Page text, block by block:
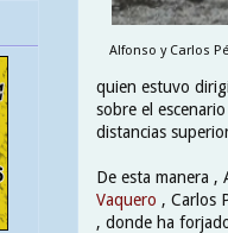
Alfonso y Carlos
quien estuvo
sobre el
distancias
De esta manera
Vaquero , Carlos
, donde ha